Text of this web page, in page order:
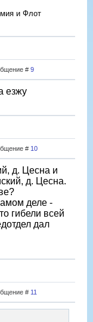
и Флот
# 9
езжу
# 10
д. Цесна и
д. Цесна.
деле -
гибели всей
дал
# 11